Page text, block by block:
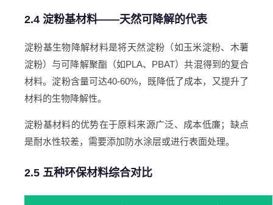
2.4 淀粉基材料——天然可降解的代表
淀粉基生物降解材料是将天然淀粉（如玉米淀粉、木薯
淀粉）与可降解聚酯（如PLA、PBAT）共混得到的复合
材料。淀粉含量可达40-60%，既降低了成本，又提升了
材料的生物降解性。
淀粉基材料的优势在于原料来源广泛、成本低廉；缺点
是耐水性较差，需要添加防水涂层或进行表面处理。
2.5 五种环保材料综合对比